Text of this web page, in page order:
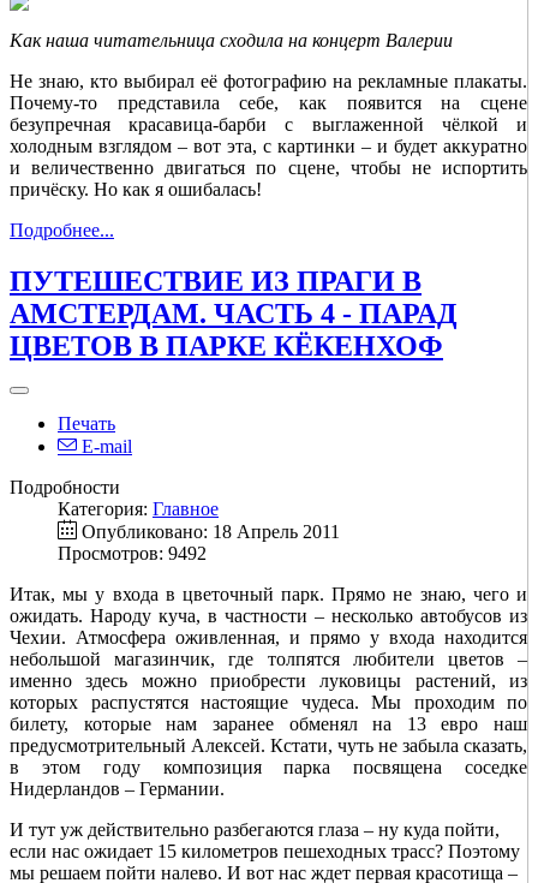
Как наша читательница сходила на концерт Валерии
Не знаю, кто выбирал её фотографию на рекламные плакаты.
Почему-то представила себе, как появится на сцене
безупречная красавица-барби с выглаженной чёлкой и
холодным взглядом – вот эта, с картинки – и будет аккуратно
и величественно двигаться по сцене, чтобы не испортить
причёску. Но как я ошибалась!
Подробнее...
ПУТЕШЕСТВИЕ ИЗ ПРАГИ В
АМСТЕРДАМ. ЧАСТЬ 4 - ПАРАД
ЦВЕТОВ В ПАРКЕ КЁКЕНХОФ
Печать
E-mail
Подробности
Категория: Главное
Опубликовано: 18 Апрель 2011
Просмотров: 9492
Итак, мы у входа в цветочный парк. Прямо не знаю, чего и
ожидать. Народу куча, в частности – несколько автобусов из
Чехии. Атмосфера оживленная, и прямо у входа находится
небольшой магазинчик, где толпятся любители цветов –
именно здесь можно приобрести луковицы растений, из
которых распустятся настоящие чудеса. Мы проходим по
билету, которые нам заранее обменял на 13 евро наш
предусмотрительный Алексей. Кстати, чуть не забыла сказать,
в этом году композиция парка посвящена соседке
Нидерландов – Германии.
И тут уж действительно разбегаются глаза – ну куда пойти,
если нас ожидает 15 километров пешеходных трасс? Поэтому
мы решаем пойти налево. И вот нас ждет первая красотища –